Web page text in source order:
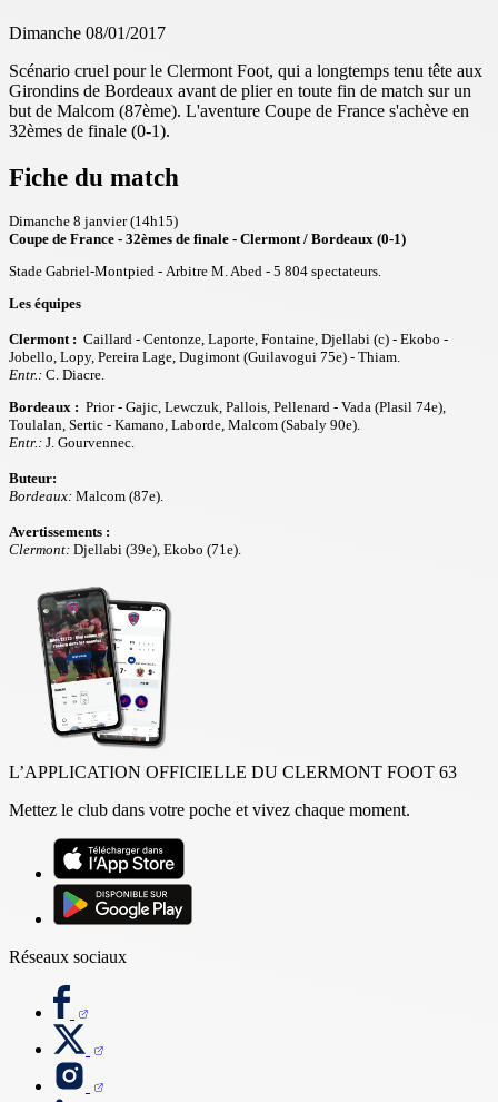
Dimanche 08/01/2017
Scénario cruel pour le Clermont Foot, qui a longtemps tenu tête aux
Girondins de Bordeaux avant de plier en toute fin de match sur un
but de Malcom (87ème). L'aventure Coupe de France s'achève en
32èmes de finale (0-1).
Fiche du match
Dimanche 8 janvier (14h15)
Coupe de France - 32èmes de finale - Clermont / Bordeaux (0-1)
Stade Gabriel-Montpied - Arbitre M. Abed - 5 804 spectateurs.
Les équipes
Clermont : Caillard - Centonze, Laporte, Fontaine, Djellabi (c) - Ekobo -
Jobello, Lopy, Pereira Lage, Dugimont (Guilavogui 75e) - Thiam.
Entr.: C. Diacre.
Bordeaux : Prior - Gajic, Lewczuk, Pallois, Pellenard - Vada (Plasil 74e),
Toulalan, Sertic - Kamano, Laborde, Malcom (Sabaly 90e).
Entr.: J. Gourvennec.
Buteur:
Bordeaux: Malcom (87e).
Avertissements :
Clermont: Djellabi (39e), Ekobo (71e).
L’APPLICATION OFFICIELLE DU CLERMONT FOOT 63
Mettez le club dans votre poche et vivez chaque moment.
Réseaux sociaux